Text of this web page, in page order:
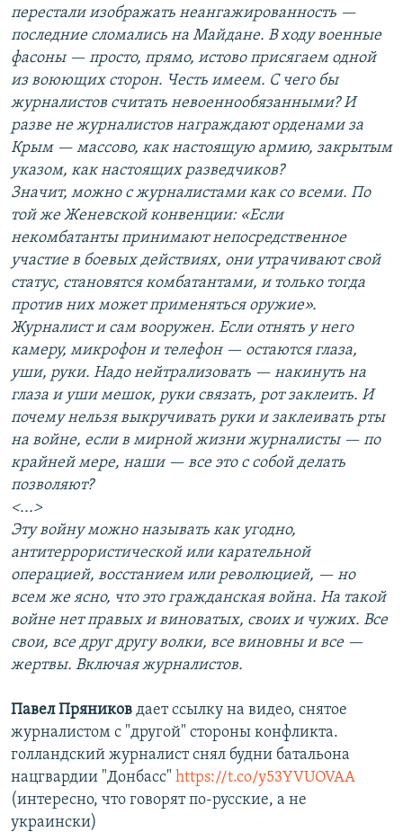
перестали изображать неангажированность —
последние сломались на Майдане. В ходу военные
фасоны — просто, прямо, истово присягаем одной
из воюющих сторон. Честь имеем. С чего бы
журналистов считать невоеннообязанными? И
разве не журналистов награждают орденами за
Крым — массово, как настоящую армию, закрытым
указом, как настоящих разведчиков?
Значит, можно с журналистами как со всеми. По
той же Женевской конвенции: «Если
некомбатанты принимают непосредственное
участие в боевых действиях, они утрачивают свой
статус, становятся комбатантами, и только тогда
против них может применяться оружие».
Журналист и сам вооружен. Если отнять у него
камеру, микрофон и телефон — остаются глаза,
уши, руки. Надо нейтрализовать — накинуть на
глаза и уши мешок, руки связать, рот заклеить. И
почему нельзя выкручивать руки и заклеивать рты
на войне, если в мирной жизни журналисты — по
крайней мере, наши — все это с собой делать
позволяют?
<...>
Эту войну можно называть как угодно,
антитеррористической или карательной
операцией, восстанием или революцией, — но
всем же ясно, что это гражданская война. На такой
войне нет правых и виноватых, своих и чужих. Все
свои, все друг другу волки, все виновны и все —
жертвы. Включая журналистов.
Павел Пряников дает ссылку на видео, снятое
журналистом с "другой" стороны конфликта.
голландский журналист снял будни батальона
нацгвардии "Донбасс" https://t.co/y53YVUOVAA
(интересно, что говорят по-русские, а не
украински)